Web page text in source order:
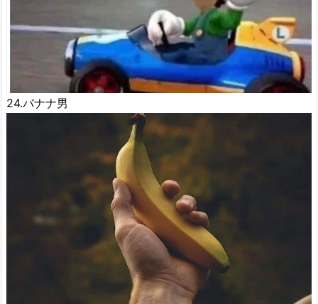
24.バナナ男